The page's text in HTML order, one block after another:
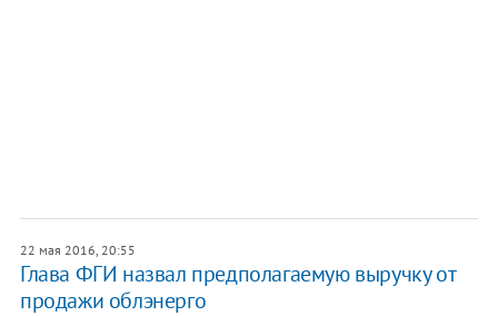
22 мая 2016, 20:55
Глава ФГИ назвал предполагаемую выручку от
продажи облэнерго